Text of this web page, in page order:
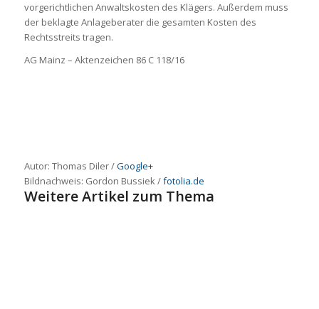
vorgerichtlichen Anwaltskosten des Klägers. Außerdem muss
der beklagte Anlageberater die gesamten Kosten des
Rechtsstreits tragen.
AG Mainz – Aktenzeichen 86 C 118/16
Autor: Thomas Diler /Google+
Bildnachweis: Gordon Bussiek /fotolia.de
Weitere Artikel zum Thema